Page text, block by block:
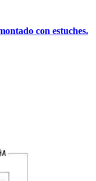
con estuches.